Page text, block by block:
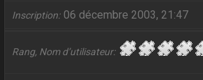
Inscription 06 décembre 2003, 21:47
Rang, Nom d’utilisateur